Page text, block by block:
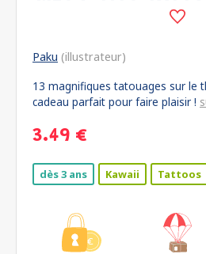
Paku (illustrateur)
13 magnifiques tatouages sur le
cadeau parfait pour faire plaisir !
3.49 €
dès 3 ans Kawaii Tattoos